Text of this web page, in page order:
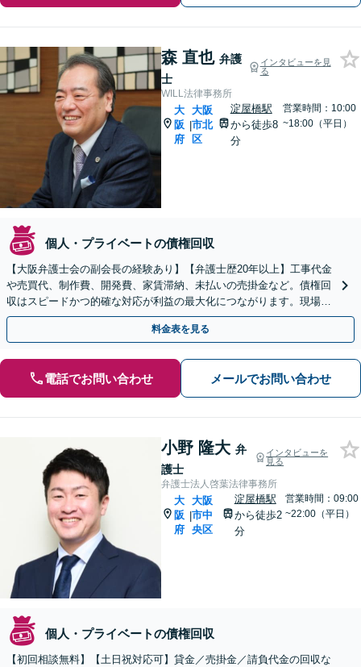
森 直也 弁護
士
インタビューを見
る
WILL法律事務所
大
阪
府
|
大阪
市北
区
淀屋橋駅
から徒歩8
分
営業時間：10:00
~18:00（平日）
個人・プライベートの債権回収
【大阪弁護士会の副会長の経験あり】【弁護士歴20年以上】工事代金
や売買代、制作費、開発費、家賃滞納、未払いの売掛金など。債権回
収はスピードかつ的確な対応が利益の最大化につながります。現場の
声を聞き、最善の解決策をご提案します【淀屋橋駅8分】
料金表を見る
電話でお問い合わせ メールでお問い合わせ
小野 隆大 弁
護士
インタビューを
見る
弁護士法人啓葉法律事務所
大
阪
府
|
大阪
市中
央区
淀屋橋駅
から徒歩2
分
営業時間：09:00
~22:00（平日）
個人・プライベートの債権回収
【初回相談無料】【土日祝対応可】貸金／売掛金／請負代金の回収な